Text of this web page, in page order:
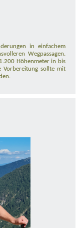
in einfachem
Wegpassagen.
Höhenmeter in bis
Vorbereitung sollte mit